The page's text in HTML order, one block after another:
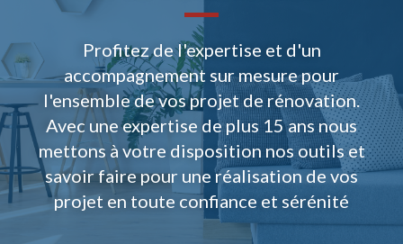
Profitez de l'expertise et d'un
accompagnement sur mesure pour
l'ensemble de vos projet de rénovation.
Avec une expertise de plus 15 ans nous
mettons à votre disposition nos outils et
savoir faire pour une réalisation de vos
projet en toute confiance et sérénité